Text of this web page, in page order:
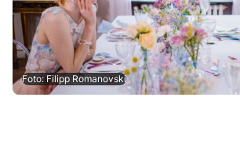
Foto: Filipp Romanovski